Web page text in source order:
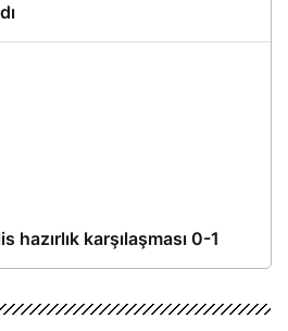
karşılaşması 0-1